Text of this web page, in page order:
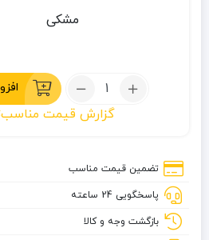
مشکی
تعداد:
جلوی
کرپی
دوچرخه
مدل
گزارش قیمت
تضمین قیمت مناسب
پاسخگویی 24 ساعته
بازگشت وجه و کالا